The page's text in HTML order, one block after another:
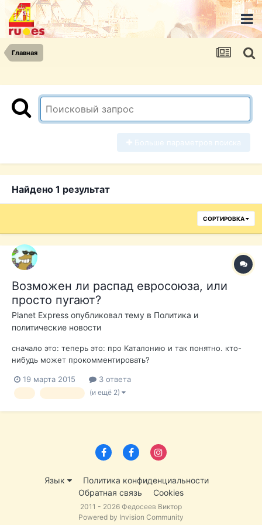
Главная
Найдено 1 результат
СОРТИРОВКА
Возможен ли распад евросоюза, или
просто пугают?
Planet Express опубликовал тему в Политика и
политические новости
сначало это: теперь это: про Каталонию и так понятно. кто-
нибудь может прокомментировать?
19 марта 2015 3 ответа
(и ещё 2)
Язык
Политика конфиденциальности
Обратная связь
Cookies
2011 - 2026 Федосеев Виктор
Powered by Invision Community